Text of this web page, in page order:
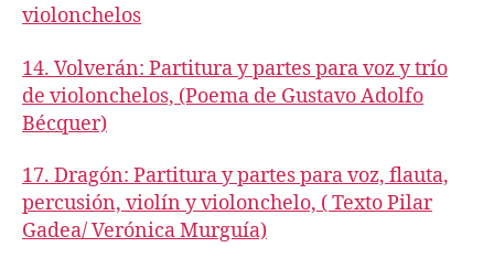
violonchelos
14. Volverán: Partitura y partes para voz y trío
de violonchelos, (Poema de Gustavo Adolfo
Bécquer)
17. Dragón: Partitura y partes para voz, flauta,
percusión, violín y violonchelo, ( Texto Pilar
Gadea/ Verónica Murguía)